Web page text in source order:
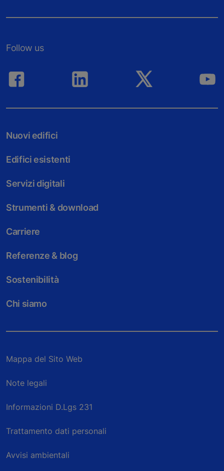
Follow us
Nuovi edifici
Edifici esistenti
Servizi digitali
Strumenti & download
Carriere
Referenze & blog
Sostenibilità
Chi siamo
Mappa del Sito Web
Note legali
Informazioni D.Lgs 231
Trattamento dati personali
Avvisi ambientali